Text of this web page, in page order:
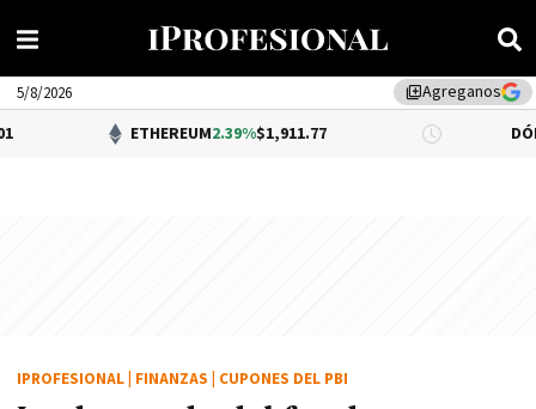
library_addAgreganos
5/8/2026
2.39%$1,911.77 DÓLAR BNA 0.34%
IPROFESIONAL FINANZAS CUPONES DEL PBI